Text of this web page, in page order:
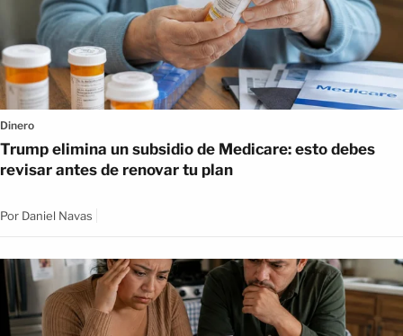
Dinero
Trump elimina un subsidio de Medicare: esto debes
revisar antes de renovar tu plan
Por Daniel Navas